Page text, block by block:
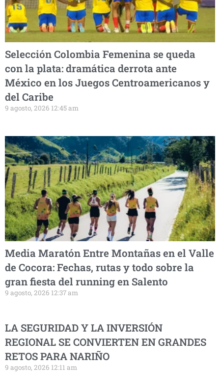
Selección Colombia Femenina se queda
con la plata: dramática derrota ante
México en los Juegos Centroamericanos y
del Caribe
9 agosto, 2026 12:45 am
Media Maratón Entre Montañas en el Valle
de Cocora: Fechas, rutas y todo sobre la
gran fiesta del running en Salento
9 agosto, 2026 12:37 am
LA SEGURIDAD Y LA INVERSIÓN
REGIONAL SE CONVIERTEN EN GRANDES
RETOS PARA NARIÑO
9 agosto, 2026 12:11 am